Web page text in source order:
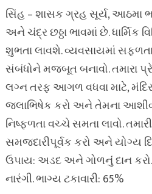
સિંહ – શાસક ગ્રહ સૂર્ય, આઠમા
અને ચંદ્ર છઠ્ઠા ભાવમાં છે. ધાર્મિક
શુભતા લાવશે. વ્યવસાયમાં સફળતા
સંબંધોને મજબૂત બનાવો. તમારા
લગ્ન તરફ આગળ વધવા માટે,
જલાભિષેક કરો અને તેમના
નિષ્ફળતા વચ્ચે સમતા લાવો.
સમજદારીપૂર્વક કરો અને યોગ્ય
ઉપાય: અડદ અને ગોળનું દાન
નારંગી. ભાગ્ય ટકાવારી: 65%